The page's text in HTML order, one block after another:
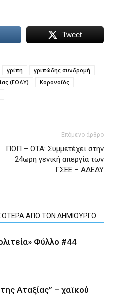
Tweet
γρίπη
γριπώδης συνδρομή
(ΕΟΔΥ)
Κορονοϊός
Επόμενο άρθρο
ΠΟΠ – ΟΤΑ: Συμμετέχει στην
24ωρη γενική απεργία των
ΓΣΕΕ – ΑΔΕΔΥ
ΑΠΟ ΤΟΝ ΔΗΜΙΟΥΡΓΟ
Φύλλο #44
Αταξίας” – χαϊκού